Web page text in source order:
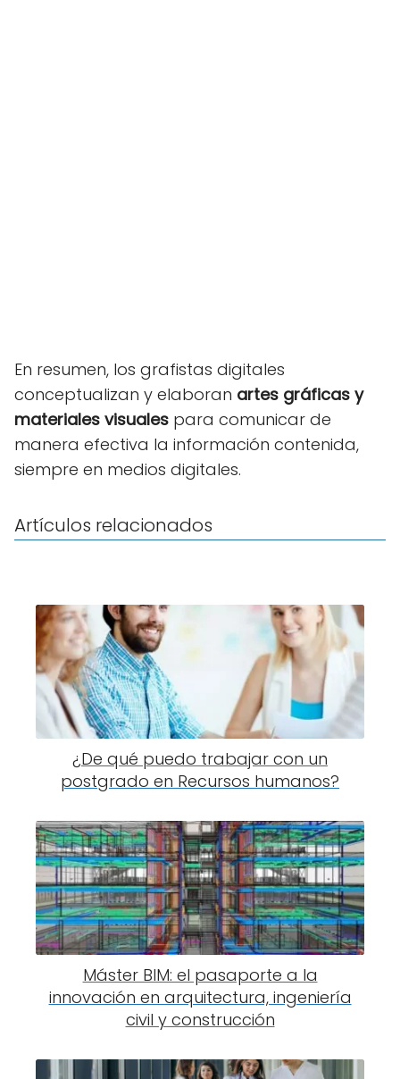
En resumen, los grafistas digitales
conceptualizan y elaboran artes gráficas y
materiales visuales para comunicar de
manera efectiva la información contenida,
siempre en medios digitales.
Artículos relacionados
¿De qué puedo trabajar con un
postgrado en Recursos humanos?
Máster BIM: el pasaporte a la
innovación en arquitectura, ingeniería
civil y construcción